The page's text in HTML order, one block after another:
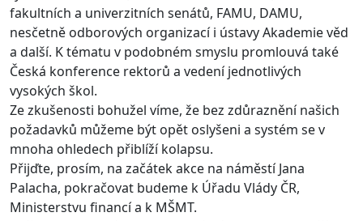
fakultních a univerzitních senátů, FAMU, DAMU,
nesčetně odborových organizací i ústavy Akademie věd
a další. K tématu v podobném smyslu promlouvá také
Česká konference rektorů a vedení jednotlivých
vysokých škol.
Ze zkušenosti bohužel víme, že bez zdůraznění našich
požadavků můžeme být opět oslyšeni a systém se v
mnoha ohledech přiblíží kolapsu.
Přijďte, prosím, na začátek akce na náměstí Jana
Palacha, pokračovat budeme k Úřadu Vlády ČR,
Ministerstvu financí a k MŠMT.